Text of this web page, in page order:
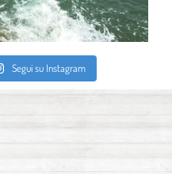
Segui su Instagram